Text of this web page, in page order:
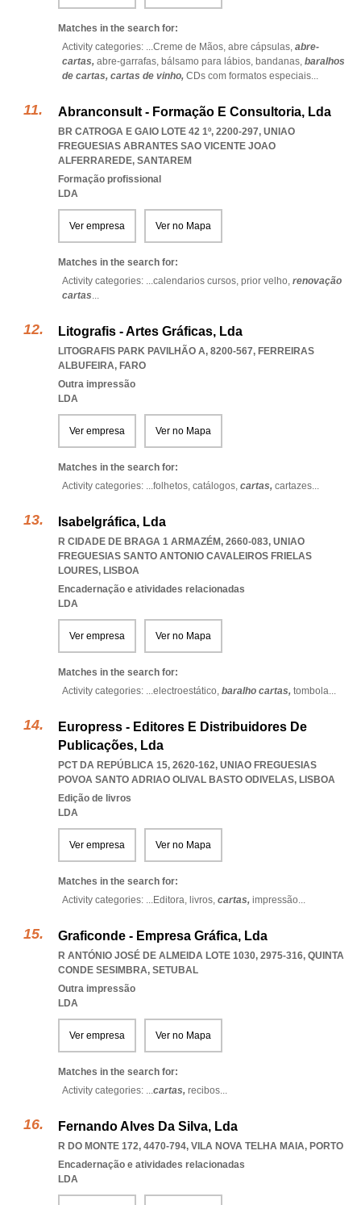
Matches in the search for:
Activity categories: ...Creme de Mãos, abre cápsulas, abre-
cartas, abre-garrafas, bálsamo para lábios, bandanas, baralhos
de cartas, cartas de vinho, CDs com formatos especiais...
Abranconsult - Formação E Consultoria, Lda
BR CATROGA E GAIO LOTE 42 1º, 2200-297, UNIAO
FREGUESIAS ABRANTES SAO VICENTE JOAO
ALFERRAREDE, SANTAREM
Formação profissional
LDA
Ver empresa Ver no Mapa
Matches in the search for:
Activity categories: ...calendarios cursos, prior velho, renovação
cartas...
Litografis - Artes Gráficas, Lda
LITOGRAFIS PARK PAVILHÃO A, 8200-567, FERREIRAS
ALBUFEIRA, FARO
Outra impressão
LDA
Ver empresa Ver no Mapa
Matches in the search for:
Activity categories: ...folhetos, catálogos, cartas, cartazes...
Isabelgráfica, Lda
R CIDADE DE BRAGA 1 ARMAZÉM, 2660-083, UNIAO
FREGUESIAS SANTO ANTONIO CAVALEIROS FRIELAS
LOURES, LISBOA
Encadernação e atividades relacionadas
LDA
Ver empresa Ver no Mapa
Matches in the search for:
Activity categories: ...electroestático, baralho cartas, tombola...
Europress - Editores E Distribuidores De
Publicações, Lda
PCT DA REPÚBLICA 15, 2620-162, UNIAO FREGUESIAS
POVOA SANTO ADRIAO OLIVAL BASTO ODIVELAS, LISBOA
Edição de livros
LDA
Ver empresa Ver no Mapa
Matches in the search for:
Activity categories: ...Editora, livros, cartas, impressão...
Graficonde - Empresa Gráfica, Lda
R ANTÓNIO JOSÉ DE ALMEIDA LOTE 1030, 2975-316, QUINTA
CONDE SESIMBRA, SETUBAL
Outra impressão
LDA
Ver empresa Ver no Mapa
Matches in the search for:
Activity categories: ...cartas, recibos...
Fernando Alves Da Silva, Lda
R DO MONTE 172, 4470-794, VILA NOVA TELHA MAIA, PORTO
Encadernação e atividades relacionadas
LDA